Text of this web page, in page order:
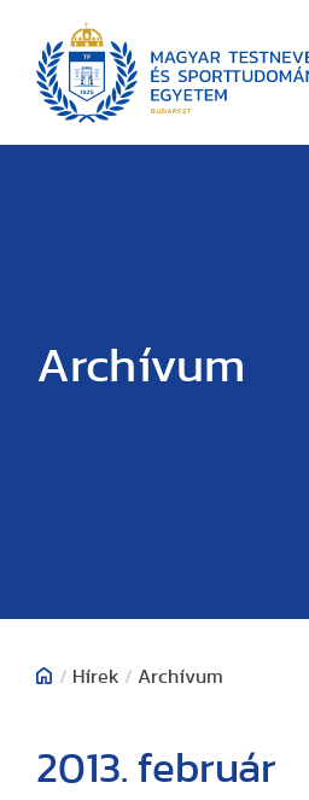
Archívum
/ Hírek / Archívum
2013. február